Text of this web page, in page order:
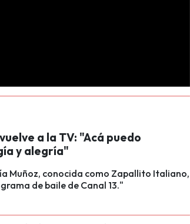
a la TV: "Acá puedo
y alegría"
Muñoz, conocida como Zapallito Italiano,
de baile de Canal 13."